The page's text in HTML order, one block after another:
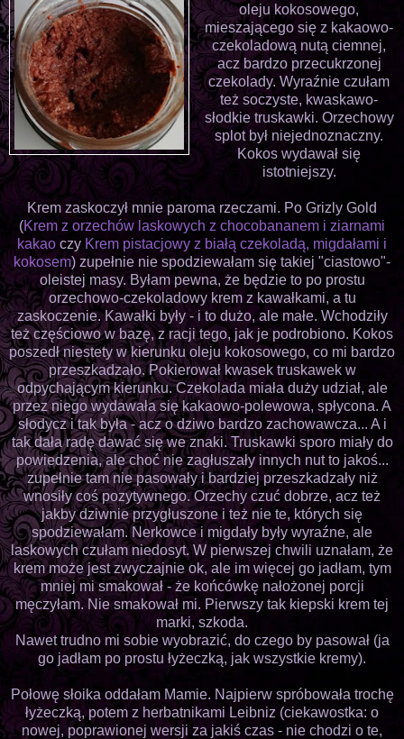
oleju kokosowego,
mieszającego się z kakaowo-
czekoladową nutą ciemnej,
acz bardzo przecukrzonej
czekolady. Wyraźnie czułam
też soczyste, kwaskawo-
słodkie truskawki. Orzechowy
splot był niejednoznaczny.
Kokos wydawał się
istotniejszy.
Krem zaskoczył mnie paroma rzeczami. Po Grizly Gold
(Krem z orzechów laskowych z chocobananem i ziarnami
kakao czy Krem pistacjowy z białą czekoladą, migdałami i
kokosem) zupełnie nie spodziewałam się takiej "ciastowo"-
oleistej masy. Byłam pewna, że będzie to po prostu
orzechowo-czekoladowy krem z kawałkami, a tu
zaskoczenie. Kawałki były - i to dużo, ale małe. Wchodziły
też częściowo w bazę, z racji tego, jak je podrobiono. Kokos
poszedł niestety w kierunku oleju kokosowego, co mi bardzo
przeszkadzało. Pokierował kwasek truskawek w
odpychającym kierunku. Czekolada miała duży udział, ale
przez niego wydawała się kakaowo-polewowa, spłycona. A
słodycz i tak była - acz o dziwo bardzo zachowawcza... A i
tak dała radę dawać się we znaki. Truskawki sporo miały do
powiedzenia, ale choć nie zagłuszały innych nut to jakoś...
zupełnie tam nie pasowały i bardziej przeszkadzały niż
wnosiły coś pozytywnego. Orzechy czuć dobrze, acz też
jakby dziwnie przygłuszone i też nie te, których się
spodziewałam. Nerkowce i migdały były wyraźne, ale
laskowych czułam niedosyt. W pierwszej chwili uznałam, że
krem może jest zwyczajnie ok, ale im więcej go jadłam, tym
mniej mi smakował - że końcówkę nałożonej porcji
męczyłam. Nie smakował mi. Pierwszy tak kiepski krem tej
marki, szkoda.
Nawet trudno mi sobie wyobrazić, do czego by pasował (ja
go jadłam po prostu łyżeczką, jak wszystkie kremy).
Połowę słoika oddałam Mamie. Najpierw spróbowała trochę
łyżeczką, potem z herbatnikami Leibniz (ciekawostka: o
nowej, poprawionej wersji za jakiś czas - nie chodzi o te,